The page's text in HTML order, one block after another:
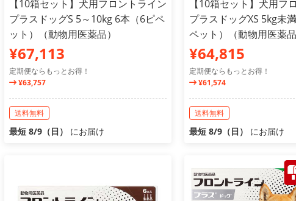
【10箱セット】犬用フロントライン
プラスドッグS 5～10kg 6本（6ピペ
ット）（動物用医薬品）
¥67,113
定期便ならもっとお得！
¥63,757
送料無料
最短 8/9（日） にお届け
【10箱セット】犬用フ
プラスドッグXS 5kg未
ペット）（動物用医薬品
¥64,815
定期便ならもっとお得！
¥61,574
送料無料
最短 8/9（日） にお届け